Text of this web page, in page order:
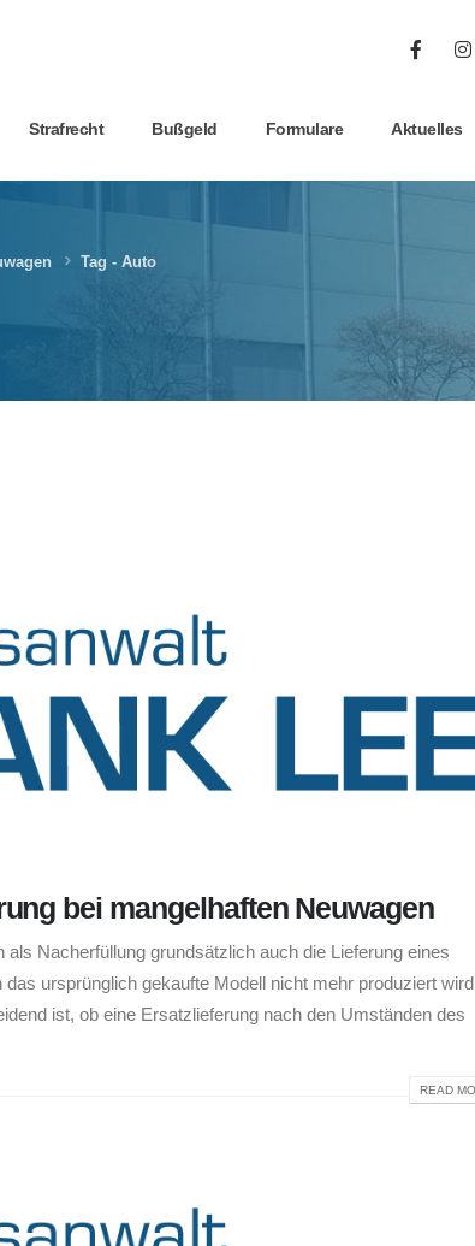
Strafrecht Bußgeld Formulare Aktuelles
Tag - Auto
bei mangelhaften Neuwagen
Nacherfüllung grundsätzlich auch die Lieferung eines
ursprünglich gekaufte Modell nicht mehr produziert
ist, ob eine Ersatzlieferung nach den Umständen des
READ